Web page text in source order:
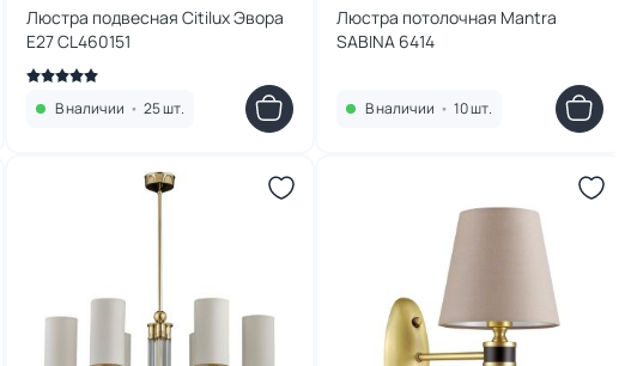
Люстра подвесная Citilux Эвора
E27 CL460151
В наличии • 25 шт.
Люстра потолочная Mantra
SABINA 6414
В наличии • 10 шт.